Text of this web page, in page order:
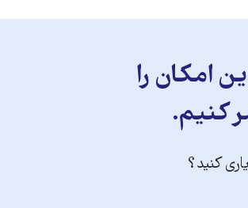
امکان را
کنیم.
کنید؟